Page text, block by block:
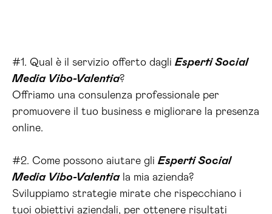
#1. Qual è il servizio offerto dagli Esperti Social
Media Vibo-Valentia?
Offriamo una consulenza professionale per
promuovere il tuo business e migliorare la presenza
online.
#2. Come possono aiutare gli Esperti Social
Media Vibo-Valentiala mia azienda?
Sviluppiamo strategie mirate che rispecchiano i
tuoi obiettivi aziendali, per ottenere risultati